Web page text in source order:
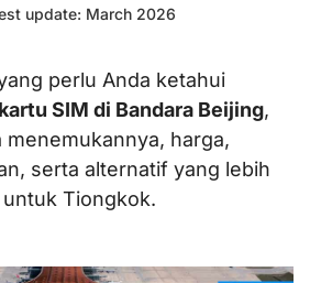
update: March 2026
perlu Anda ketahui
kartu SIM di Bandara Beijing,
harga,
serta alternatif yang lebih
Tiongkok.